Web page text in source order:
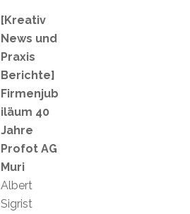
[Kreativ
News und
Praxis
Berichte]
Firmenjub
iläum 40
Jahre
Profot AG
Muri
Albert
Sigrist